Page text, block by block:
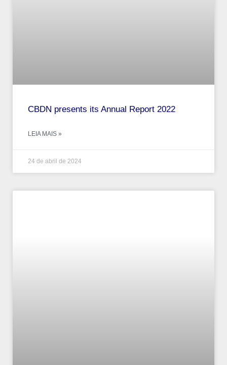
CBDN presents its Annual Report 2022
LEIA MAIS »
24 de abril de 2024